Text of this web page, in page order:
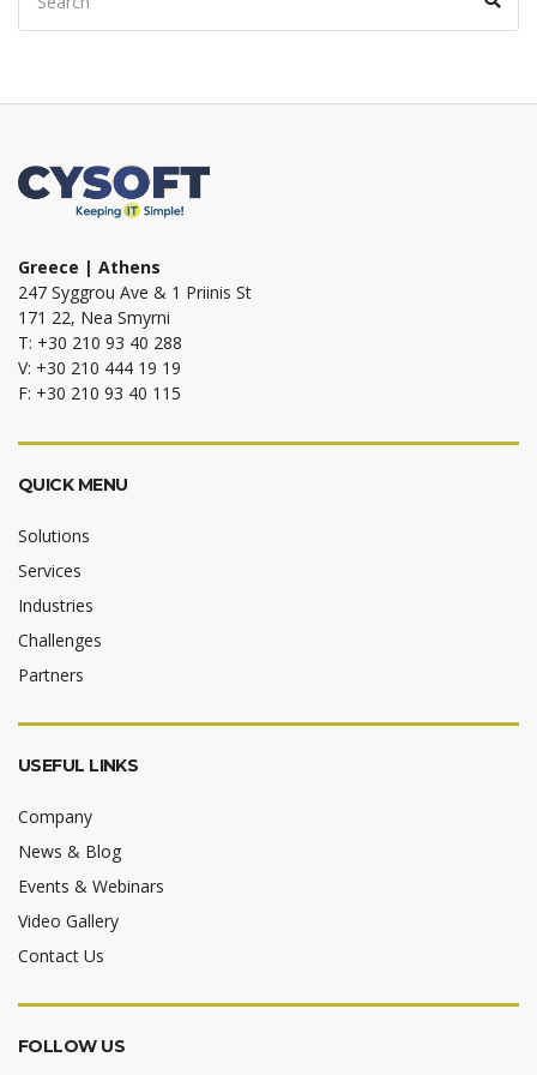
Greece | Athens
247 Syggrou Ave & 1 Priinis St
171 22, Nea Smyrni
T: +30 210 93 40 288
V: +30 210 444 19 19
F: +30 210 93 40 115
QUICK MENU
Solutions
Services
Industries
Challenges
Partners
USEFUL LINKS
Company
News & Blog
Events & Webinars
Video Gallery
Contact Us
FOLLOW US